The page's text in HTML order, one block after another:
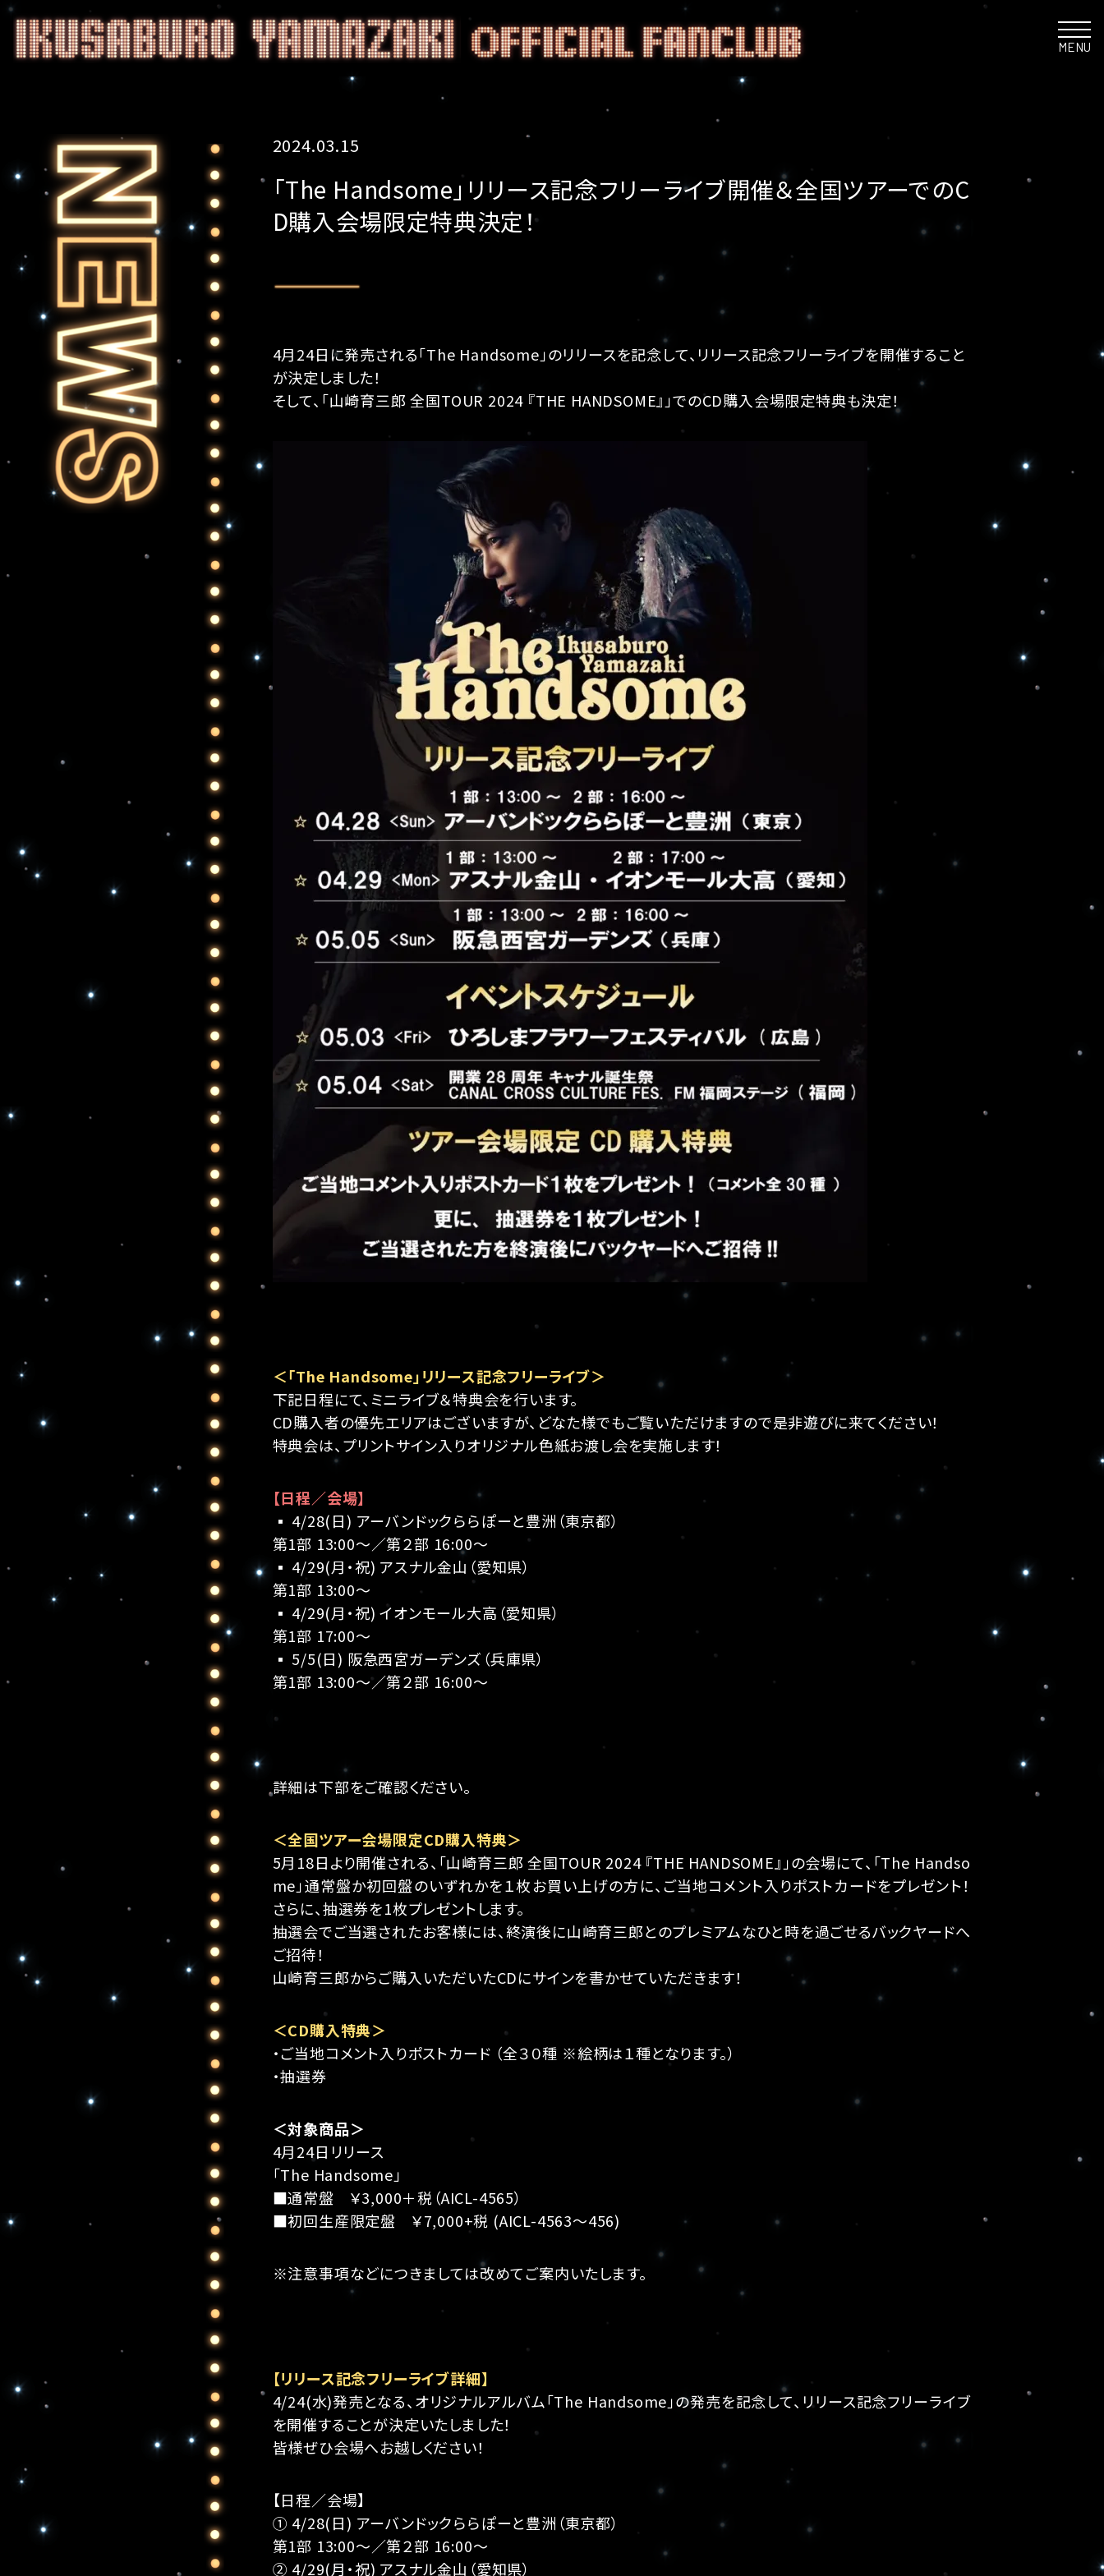
MENU
2024.03.15
「The Handsome」リリース記念フリーライブ開催＆全国ツアーでのC
D購入会場限定特典決定！
4月24日に発売される「The Handsome」のリリースを記念して、リリース記念フリーライブを開催すること
が決定しました！
そして、「山崎育三郎 全国TOUR 2024 『THE HANDSOME』」でのCD購入会場限定特典も決定！
＜「The Handsome」リリース記念フリーライブ＞
下記日程にて、ミニライブ＆特典会を行います。
CD購入者の優先エリアはございますが、どなた様でもご覧いただけますので是非遊びに来てください！
特典会は、プリントサイン入りオリジナル色紙お渡し会を実施します！
【日程／会場】
▪ 4/28(日) アーバンドックららぽーと豊洲（東京都）
第1部 13:00～／第２部 16:00～
▪ 4/29(月・祝) アスナル金山（愛知県）
第1部 13:00～
▪ 4/29(月・祝) イオンモール大高（愛知県）
第1部 17:00～
▪ 5/5(日) 阪急西宮ガーデンズ（兵庫県）
第1部 13:00～／第２部 16:00～
詳細は下部をご確認ください。
＜全国ツアー会場限定CD購入特典＞
5月18日より開催される、「山崎育三郎 全国TOUR 2024 『THE HANDSOME』」の会場にて、「The Handso
me」通常盤か初回盤のいずれかを１枚お買い上げの方に、ご当地コメント入りポストカードをプレゼント！
さらに、抽選券を1枚プレゼントします。
抽選会でご当選されたお客様には、終演後に山崎育三郎とのプレミアムなひと時を過ごせるバックヤードへ
ご招待！
山崎育三郎からご購入いただいたCDにサインを書かせていただきます！
＜CD購入特典＞
・ご当地コメント入りポストカード （全３０種 ※絵柄は１種となります。）
・抽選券
＜対象商品＞
4月24日リリース
「The Handsome」
■通常盤 ￥3,000＋税（AICL-4565）
■初回生産限定盤 ￥7,000+税 (AICL-4563～456)
※注意事項などにつきましては改めてご案内いたします。
【リリース記念フリーライブ詳細】
4/24(水)発売となる、オリジナルアルバム「The Handsome」の発売を記念して、リリース記念フリーライブ
を開催することが決定いたしました！
皆様ぜひ会場へお越しください！
【日程／会場】
① 4/28(日) アーバンドックららぽーと豊洲（東京都）
第1部 13:00～／第２部 16:00～
② 4/29(月・祝) アスナル金山（愛知県）